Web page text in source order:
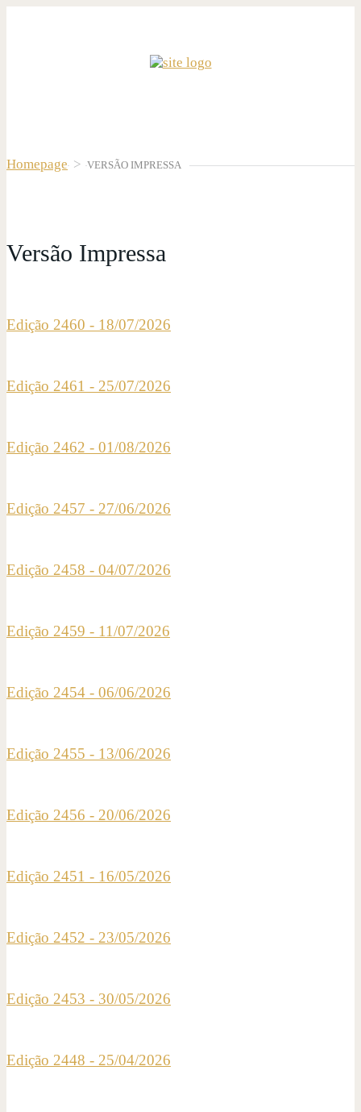
Homepage > VERSÃO IMPRESSA
Versão Impressa
Edição 2460 - 18/07/2026
Edição 2461 - 25/07/2026
Edição 2462 - 01/08/2026
Edição 2457 - 27/06/2026
Edição 2458 - 04/07/2026
Edição 2459 - 11/07/2026
Edição 2454 - 06/06/2026
Edição 2455 - 13/06/2026
Edição 2456 - 20/06/2026
Edição 2451 - 16/05/2026
Edição 2452 - 23/05/2026
Edição 2453 - 30/05/2026
Edição 2448 - 25/04/2026